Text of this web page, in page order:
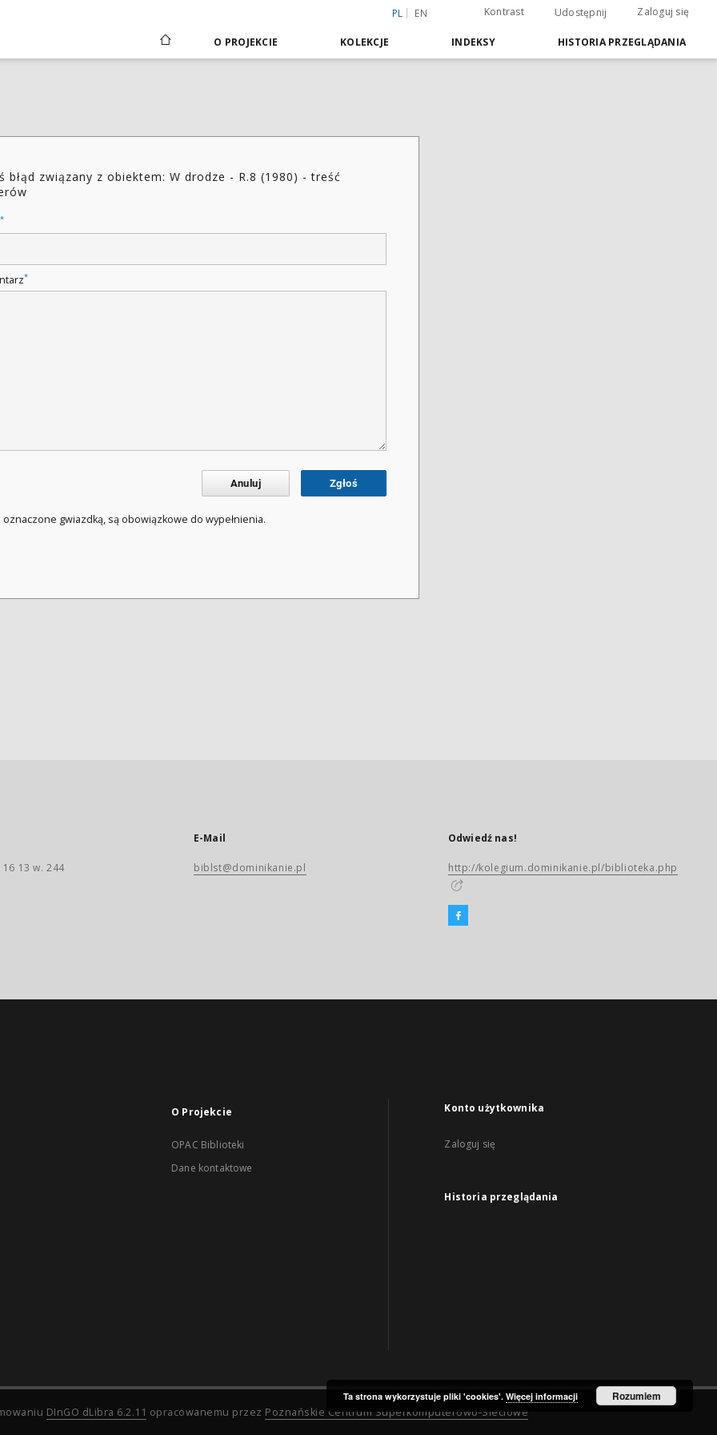
PL EN Kontrast Udostępnij Zaloguj się
O PROJEKCIE KOLEKCJE INDEKSY HISTORIA PRZEGLĄDANIA
błąd związany z obiektem: W drodze - R.8 (1980) - treść
*
*
Anuluj Zgłoś
oznaczone gwiazdką, są obowiązkowe do wypełnienia.
13 w. 244
E-Mail
biblst@dominikanie.pl
Odwiedź nas!
http://kolegium.dominikanie.pl/biblioteka.php
O Projekcie
OPAC Biblioteki
Dane kontaktowe
Konto użytkownika
Zaloguj się
Historia przeglądania
DInGO dLibra 6.2.11 opracowanemu przez Poznańskie Centrum Superkomputerowo-Sieciowe
Ta strona wykorzystuje pliki 'cookies'. Więcej informacji Rozumiem